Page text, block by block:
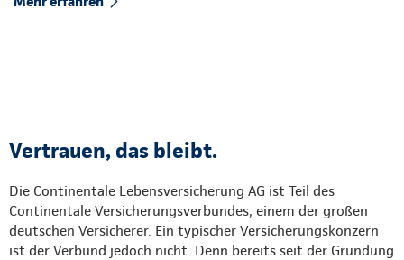
Vertrauen, das bleibt.
Die Continentale Lebensversicherung AG ist Teil des
Continentale Versicherungsverbundes, einem der großen
deutschen Versicherer. Ein typischer Versicherungskonzern
ist der Verbund jedoch nicht. Denn bereits seit der Gründung